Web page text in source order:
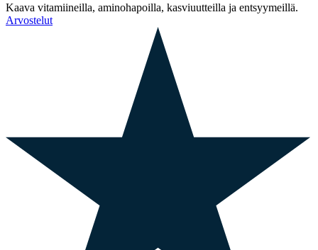
Kaava vitamiineilla, aminohapoilla, kasviuutteilla ja entsyymeillä.
Arvostelut